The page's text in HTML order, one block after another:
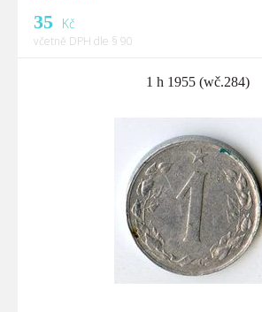
35 Kč
včetně DPH dle § 90
1 h 1955 (wč.284)